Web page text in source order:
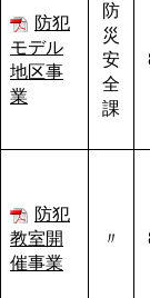
防犯
モデル
地区事
業
防
災
安
全
課
防犯
教室開
催事業
〃